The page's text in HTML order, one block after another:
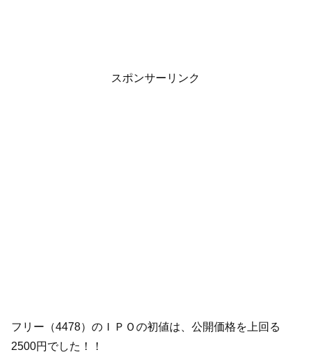
スポンサーリンク
フリー（4478）のＩＰＯの初値は、公開価格を上回る
2500円でした！！